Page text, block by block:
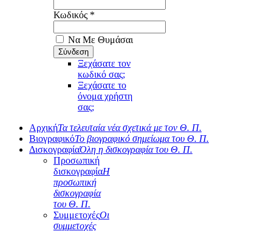
Κωδικός *
Να Με Θυμάσαι
Ξεχάσατε τον
κωδικό σας;
Ξεχάσατε το
όνομα χρήστη
σας;
ΑρχικήΤα τελευταία νέα σχετικά με τον Θ. Π.
ΒιογραφικόΤο βιογραφικό σημείωμα του Θ. Π.
ΔισκογραφίαΌλη η δισκογραφία του Θ. Π.
Προσωπική
δισκογραφίαΗ
προσωπική
δισκογραφία
του Θ. Π.
ΣυμμετοχέςΟι
συμμετοχές